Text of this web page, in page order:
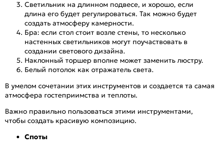
Светильник на длинном подвесе, и хорошо, если
длина его будет регулироваться. Так можно будет
создать атмосферу камерности.
Бра: если стол стоит возле стены, то несколько
настенных светильников могут поучаствовать в
создании светового дизайна.
Наклонный торшер вполне может заменить люстру.
Белый потолок как отражатель света.
В умелом сочетании этих инструментов и создается та самая
атмосфера гостеприимства и теплоты.
Важно правильно пользоваться этими инструментами,
чтобы создать красивую композицию.
Споты